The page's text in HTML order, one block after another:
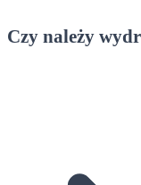
Czy należy